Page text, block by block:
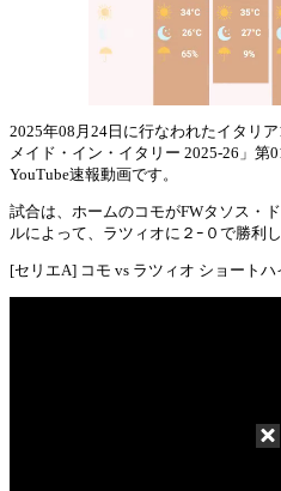
2025年08月24日に行なわれたイタリ
メイド・イン・イタリー 2025-26」第
YouTube速報動画です。
試合は、ホームのコモがFWタソス・
ルによって、ラツィオに２ｰ０で勝利し
[セリエA] コモ vs ラツィオ ショート